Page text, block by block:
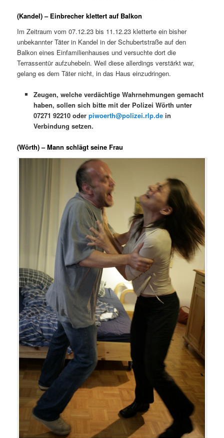
(Kandel) – Einbrecher klettert auf Balkon
Im Zeitraum vom 07.12.23 bis 11.12.23 kletterte ein bisher
unbekannter Täter in Kandel in der Schubertstraße auf den
Balkon eines Einfamilienhauses und versuchte dort die
Terrassentür aufzuhebeln. Weil diese allerdings verstärkt war,
gelang es dem Täter nicht, in das Haus einzudringen.
Zeugen, welche verdächtige Wahrnehmungen gemacht
haben, sollen sich bitte mit der Polizei Wörth unter
07271 92210 oder piwoerth@polizei.rlp.dein
Verbindung setzen.
(Wörth) – Mann schlägt seine Frau